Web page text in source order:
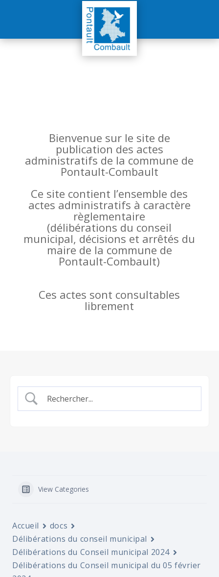
Bienvenue sur le site de
publication des actes
administratifs de la commune de
Pontault-Combault
Ce site contient l’ensemble des
actes administratifs à caractère
règlementaire
(délibérations du conseil
municipal, décisions et arrêtés du
maire de la commune de
Pontault-Combault)
Ces actes sont consultables
librement
View Categories
Accueil
docs
Délibérations du conseil municipal
Délibérations du Conseil municipal 2024
Délibérations du Conseil municipal du 05 février